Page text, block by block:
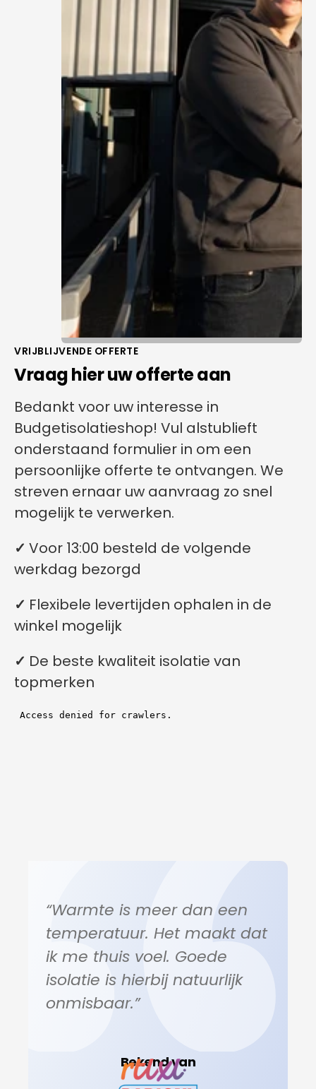
VRIJBLIJVENDE OFFERTE
Vraag hier uw offerte aan
Bedankt voor uw interesse in
Budgetisolatieshop! Vul alstublieft
onderstaand formulier in om een
persoonlijke offerte te ontvangen. We
streven ernaar uw aanvraag zo snel
mogelijk te verwerken.
✓ Voor 13:00 besteld de volgende
werkdag bezorgd
✓ Flexibele levertijden ophalen in de
winkel mogelijk
✓ De beste kwaliteit isolatie van
topmerken
“Warmte is meer dan een
temperatuur. Het maakt dat
ik me thuis voel. Goede
isolatie is hierbij natuurlijk
onmisbaar.”
Bekend van